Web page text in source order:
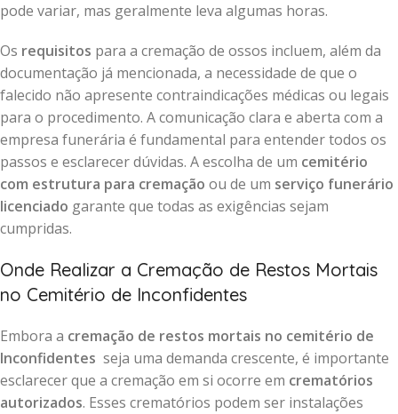
pode variar, mas geralmente leva algumas horas.
Os requisitos para a cremação de ossos incluem, além da
documentação já mencionada, a necessidade de que o
falecido não apresente contraindicações médicas ou legais
para o procedimento. A comunicação clara e aberta com a
empresa funerária é fundamental para entender todos os
passos e esclarecer dúvidas. A escolha de um cemitério
com estrutura para cremação ou de um serviço funerário
licenciado garante que todas as exigências sejam
cumpridas.
Onde Realizar a Cremação de Restos Mortais
no Cemitério de Inconfidentes
Embora a cremação de restos mortais no cemitério de
Inconfidentes seja uma demanda crescente, é importante
esclarecer que a cremação em si ocorre em crematórios
autorizados. Esses crematórios podem ser instalações